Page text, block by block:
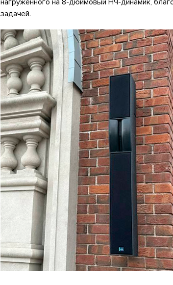
нагруженного на 8-дюймовый НЧ-динамик,
задачей.